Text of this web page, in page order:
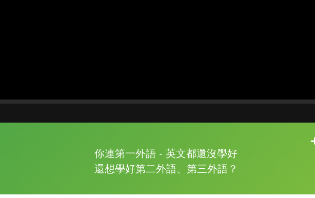
你連第一外語 - 英文都還沒學好
還想學好第二外語、第三外語？
的品牌故事